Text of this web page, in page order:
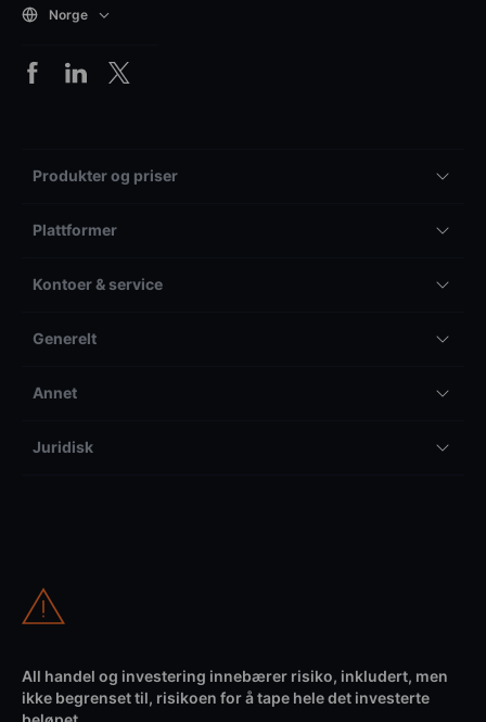
Norge
Produkter og priser
Plattformer
Kontoer & service
Generelt
Annet
Juridisk
All handel og investering innebærer risiko, inkludert, men
ikke begrenset til, risikoen for å tape hele det investerte